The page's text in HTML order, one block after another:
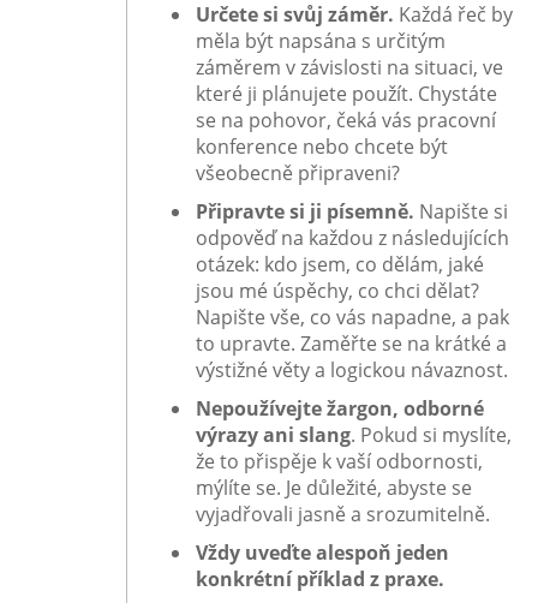
Určete si svůj záměr. Každá řeč by
měla být napsána s určitým
záměrem v závislosti na situaci, ve
které ji plánujete použít. Chystáte
se na pohovor, čeká vás pracovní
konference nebo chcete být
všeobecně připraveni?
Připravte si ji písemně. Napište si
odpověď na každou z následujících
otázek: kdo jsem, co dělám, jaké
jsou mé úspěchy, co chci dělat?
Napište vše, co vás napadne, a pak
to upravte. Zaměřte se na krátké a
výstižné věty a logickou návaznost.
Nepoužívejte žargon, odborné
výrazy ani slang. Pokud si myslíte,
že to přispěje k vaší odbornosti,
mýlíte se. Je důležité, abyste se
vyjadřovali jasně a srozumitelně.
Vždy uveďte alespoň jeden
konkrétní příklad z praxe.